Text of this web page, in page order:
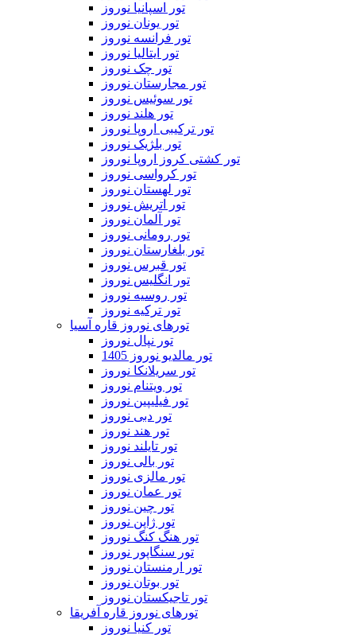
تور اسپانیا نوروز
تور یونان نوروز
تور فرانسه نوروز
تور ایتالیا نوروز
تور چک نوروز
تور مجارستان نوروز
تور سوئیس نوروز
تور هلند نوروز
تور ترکیبی اروپا نوروز
تور بلژیک نوروز
تور کشتی کروز اروپا نوروز
تور کرواسی نوروز
تور لهستان نوروز
تور اتریش نوروز
تور آلمان نوروز
تور رومانی نوروز
تور بلغارستان نوروز
تور قبرس نوروز
تور انگلیس نوروز
تور روسیه نوروز
تور ترکیه نوروز
تورهای نوروز قاره آسیا
تور نپال نوروز
تور مالدیو نوروز 1405
تور سریلانکا نوروز
تور ویتنام نوروز
تور فیلیپین نوروز
تور دبی نوروز
تور هند نوروز
تور تایلند نوروز
تور بالی نوروز
تور مالزی نوروز
تور عمان نوروز
تور چین نوروز
تور ژاپن نوروز
تور هنگ کنگ نوروز
تور سنگاپور نوروز
تور ارمنستان نوروز
تور بوتان نوروز
تور تاجیکستان نوروز
تورهای نوروز قاره آفریقا
تور کنیا نوروز